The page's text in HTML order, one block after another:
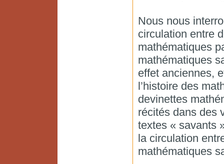
Nous nous
circulation entre
mathématiques
mathématiques
effet anciennes,
l’histoire des
devinettes
récités dans des
textes « savants
la circulation
mathématiques